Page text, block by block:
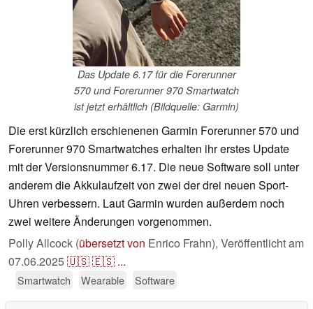
Das Update 6.17 für die Forerunner
570 und Forerunner 970 Smartwatch
ist jetzt erhältlich (Bildquelle: Garmin)
Die erst kürzlich erschienenen Garmin Forerunner 570 und
Forerunner 970 Smartwatches erhalten ihr erstes Update
mit der Versionsnummer 6.17. Die neue Software soll unter
anderem die Akkulaufzeit von zwei der drei neuen Sport-
Uhren verbessern. Laut Garmin wurden außerdem noch
zwei weitere Änderungen vorgenommen.
Polly Allcock (übersetzt von Enrico Frahn), Veröffentlicht am
07.06.2025🇺🇸🇪🇸 ...
Smartwatch Wearable Software